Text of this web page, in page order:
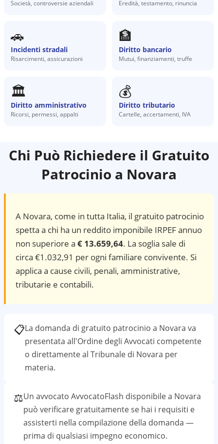
Società, controversie aziendali Eredità, testamento, rinuncia
🚗
Incidenti stradali
Risarcimenti, assicurazioni
🏦
Diritto bancario
Mutui, finanziamenti, truffe
🏛️
Diritto amministrativo
Ricorsi, permessi, appalti
💰
Diritto tributario
Cartelle, accertamenti, IVA
Chi Può Richiedere il Gratuito
Patrocinio a Novara
A Novara, come in tutta Italia, il gratuito patrocinio
spetta a chi ha un reddito imponibile IRPEF annuo
non superiore a € 13.659,64. La soglia sale di
circa €1.032,91 per ogni familiare convivente. Si
applica a cause civili, penali, amministrative,
tributarie e contabili.
📋La domanda di gratuito patrocinio a Novara va
presentata all'Ordine degli Avvocati competente
o direttamente al Tribunale di Novara per
materia.
⚖️Un avvocato AvvocatoFlash disponibile a Novara
può verificare gratuitamente se hai i requisiti e
assisterti nella compilazione della domanda —
prima di qualsiasi impegno economico.